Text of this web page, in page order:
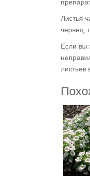
Листья
червец,
Если вы
листьев